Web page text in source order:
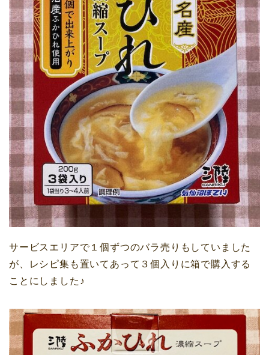
サービスエリアで１個ずつのバラ売りもしていました
が、レシピ集も置いてあって３個入りに箱で購入する
ことにしました♪